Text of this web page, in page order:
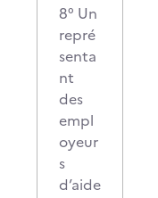
8° Un
repré
senta
nt
des
empl
oyeur
s
d’aide